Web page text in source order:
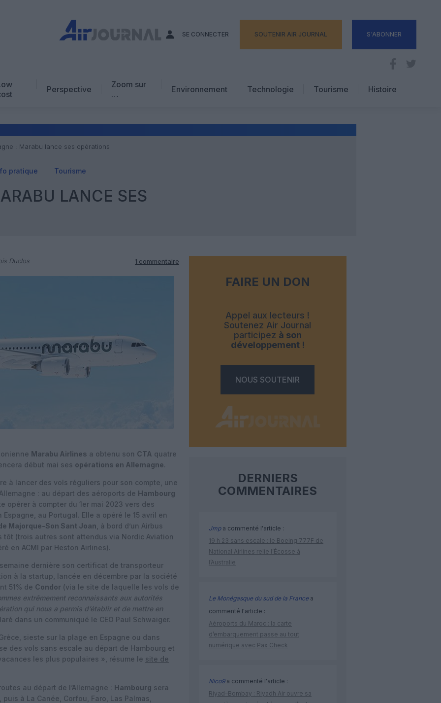
SE CONNECTER SOUTENIR AIR JOURNAL S'ABONNER
Perspective
Zoom sur
…
Environnement Technologie
Tourisme
Hôtellerie
Histoire
: Marabu lance ses opérations
pratique Tourisme
LANCE SES
Duclos 1 commentaire
Marabu Airlines a obtenu son CTA quatre
début mai ses opérations en Allemagne.
à lancer des vols réguliers pour son compte, une
: au départ des aéroports de Hambourg
opérer à compter du 1er mai 2023 vers des
au Portugal. Elle a opéré le 15 avril en
Majorque-Son Sant Joan , à bord d’un Airbus
(trois autres sont attendus via Nordic Aviation
en ACMI par Heston Airlines).
dernière son certificat de transporteur
à la startup, lancée en décembre par la société
51% de Condor (via le site de laquelle les vols de
extrêmement reconnaissants aux autorités
qui nous a permis d’établir et de mettre en
dans un communiqué le CEO Paul Schwaiger.
sieste sur la plage en Espagne ou dans
des vols sans escale au départ de Hambourg et
les plus populaires », résume le site de
au départ de l’Allemagne : Hambourg sera
à La Canée, Corfou, Faro, Las Palmas,
FAIRE UN DON
Appel aux lecteurs !
Soutenez Air Journal
participez à son
développement !
NOUS SOUTENIR
DERNIERS
COMMENTAIRES
Jmpa commenté l'article :
19 h 23 sans escale : le Boeing 777F de
National Airlines relie l’Écosse à
l’Australie
Le Monégasque du sud de la Francea
commenté l'article :
Aéroports du Maroc : la carte
d’embarquement passe au tout
numérique avec Pax Check
Nico9a commenté l'article :
Riyad–Bombay : Riyadh Air ouvre sa